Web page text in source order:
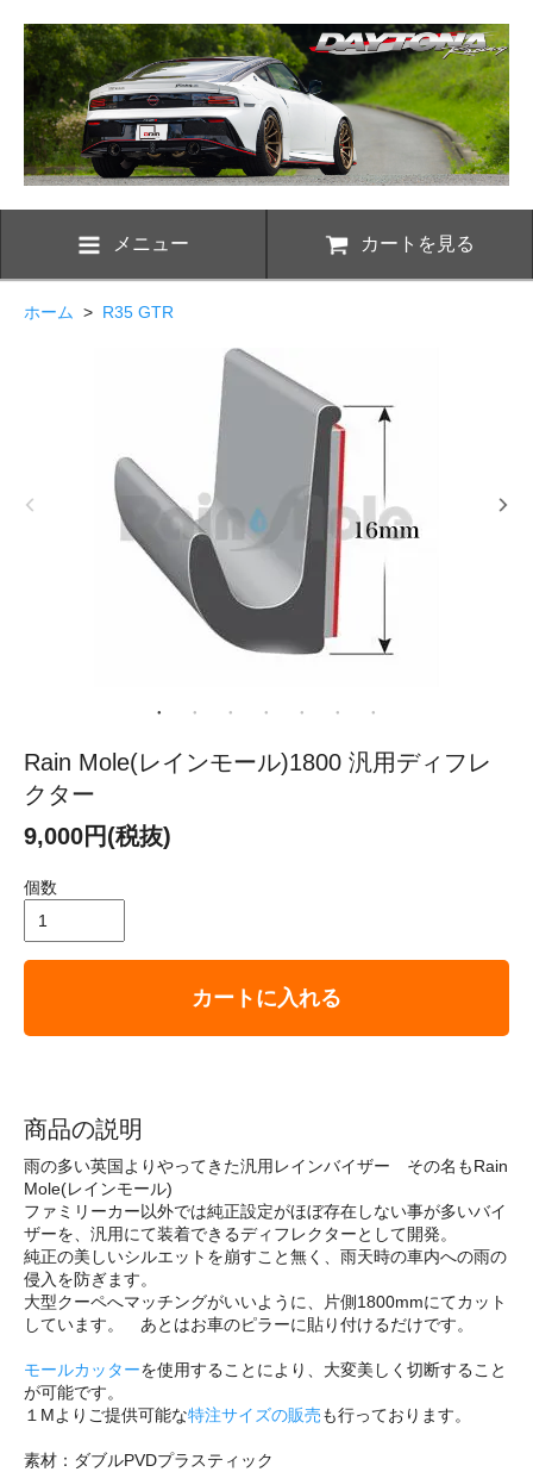
メニュー カートを見る
ホーム > R35 GTR
Rain Mole(レインモール)1800 汎用ディフレ
クター
9,000円(税抜)
個数
カートに入れる
商品の説明
雨の多い英国よりやってきた汎用レインバイザー その名もRain
Mole(レインモール)
ファミリーカー以外では純正設定がほぼ存在しない事が多いバイ
ザーを、汎用にて装着できるディフレクターとして開発。
純正の美しいシルエットを崩すこと無く、雨天時の車内への雨の
侵入を防ぎます。
大型クーペへマッチングがいいように、片側1800mmにてカット
しています。 あとはお車のピラーに貼り付けるだけです。
モールカッターを使用することにより、大変美しく切断すること
が可能です。
１Mよりご提供可能な特注サイズの販売も行っております。
素材：ダブルPVDプラスティック